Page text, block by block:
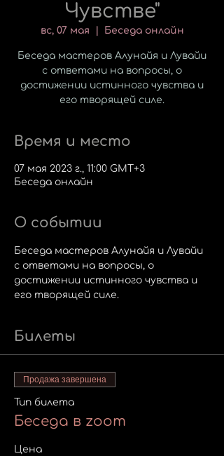
Чувстве"
вс, 07 мая Беседа онлайн
Беседа мастеров Алунайя и Лувайи
с ответами на вопросы, о
достижении истинного чувства и
его творящей силе.
Время и место
07 мая 2023 г., 11:00 GMT+3
Беседа онлайн
О событии
Беседа мастеров Алунайя и Лувайи
с ответами на вопросы, о
достижении истинного чувства и
его творящей силе.
Билеты
Продажа завершена
Тип билета
Беседа в zoom
Цена